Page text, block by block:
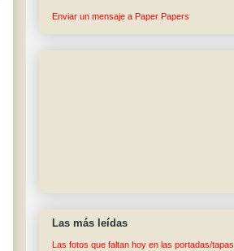
Enviar un mensaje a Paper Papers
Las más leídas
Las fotos que faltan hoy en las portadas/tapas